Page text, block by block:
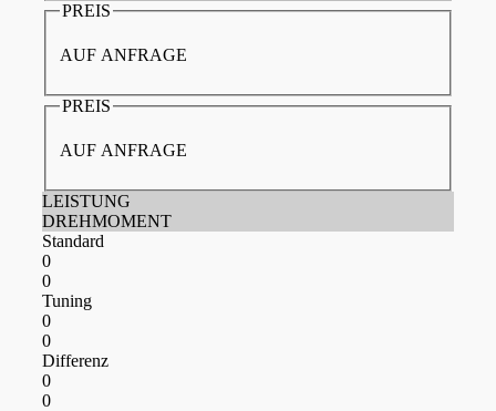
PREIS
AUF ANFRAGE
PREIS
AUF ANFRAGE
LEISTUNG
DREHMOMENT
Standard
0
0
Tuning
0
0
Differenz
0
0